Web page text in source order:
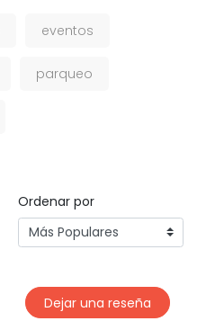
eventos
parqueo
Ordenar por
Dejar una reseña